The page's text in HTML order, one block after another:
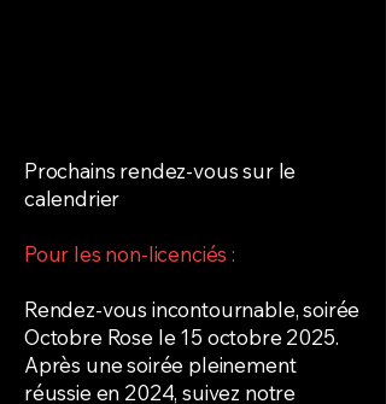
Prochains rendez-vous sur le
calendrier
Pour les non-licenciés :
Rendez-vous incontournable, soirée
Octobre Rose le 15 octobre 2025.
Après une soirée pleinement
réussie en 2024, suivez notre